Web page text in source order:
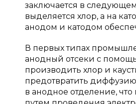
заключается в
выделяется хлор, а на
анодом и катодом
В первых типах
анодный отсеки с
производить хлор и
предотвратить
в анодное отделение,